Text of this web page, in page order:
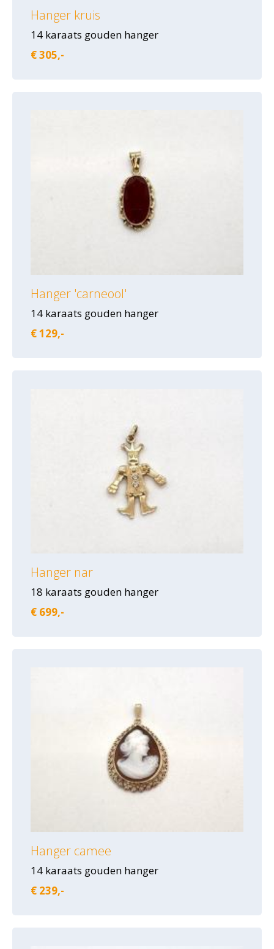
Hanger kruis
14 karaats gouden hanger
€ 305,-
Hanger 'carneool'
14 karaats gouden hanger
€ 129,-
Hanger nar
18 karaats gouden hanger
€ 699,-
Hanger camee
14 karaats gouden hanger
€ 239,-